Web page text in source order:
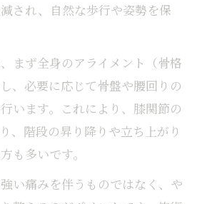
され、自然な歩行や姿勢を保
まず全身のアライメント（骨格
、必要に応じて骨盤や腰回りの
います。これにより、膝関節の
、階段の昇り降りや立ち上がり
も多いです。
い痛みを伴うものではなく、や